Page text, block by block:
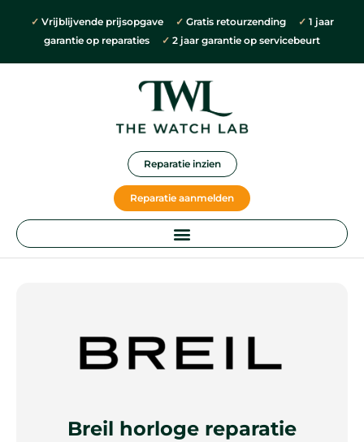
✓ Vrijblijvende prijsopgave ✓ Gratis retourzending ✓ 1 jaar
garantie op reparaties ✓ 2 jaar garantie op servicebeurt
Reparatie inzien
Reparatie aanmelden
Breil horloge reparatie